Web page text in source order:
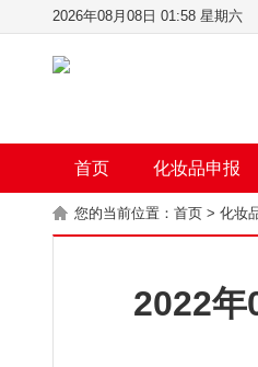
2026年08月08日 01:58 星期六
首页 化妆品申报
您的当前位置： 首页 > 化妆
2022年